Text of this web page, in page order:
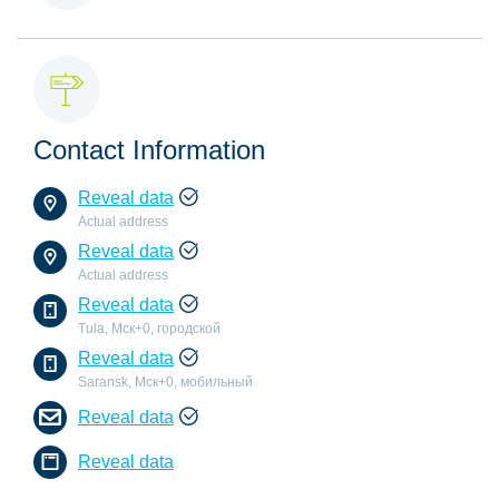
Contact Information
Reveal data
Actual address
Reveal data
Actual address
Reveal data
Tula, Мск+0, городской
Reveal data
Saransk, Мск+0, мобильный
Reveal data
Reveal data